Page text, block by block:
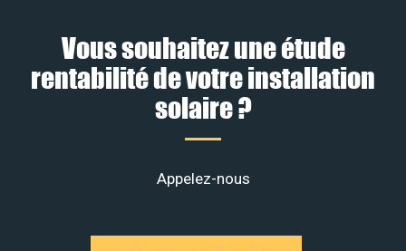
Vous souhaitez une étude
rentabilité de votre installation
solaire ?
Appelez-nous